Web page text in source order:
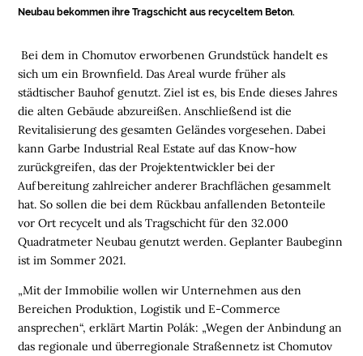
L
O
G
I
S
T
I
K
R
E
G
I
Bei dem in Chomutov erworbenen Grundstück handelt es
sich um ein Brownfield. Das Areal wurde früher als
städtischer Bauhof genutzt. Ziel ist es, bis Ende dieses Jahres
die alten Gebäude abzureißen. Anschließend ist die
Revitalisierung des gesamten Geländes vorgesehen. Dabei
kann Garbe Industrial Real Estate auf das Know-how
zurückgreifen, das der Projektentwickler bei der
Aufbereitung zahlreicher anderer Brachflächen gesammelt
hat. So sollen die bei dem Rückbau anfallenden Betonteile
vor Ort recycelt und als Tragschicht für den 32.000
Quadratmeter Neubau genutzt werden. Geplanter Baubeginn
ist im Sommer 2021.
„Mit der Immobilie wollen wir Unternehmen aus den
Bereichen Produktion, Logistik und E-Commerce
ansprechen“, erklärt Martin Polák: „Wegen der Anbindung an
das regionale und überregionale Straßennetz ist Chomutov
Neubau bekommen ihre Tragschicht aus recyceltem Beton.